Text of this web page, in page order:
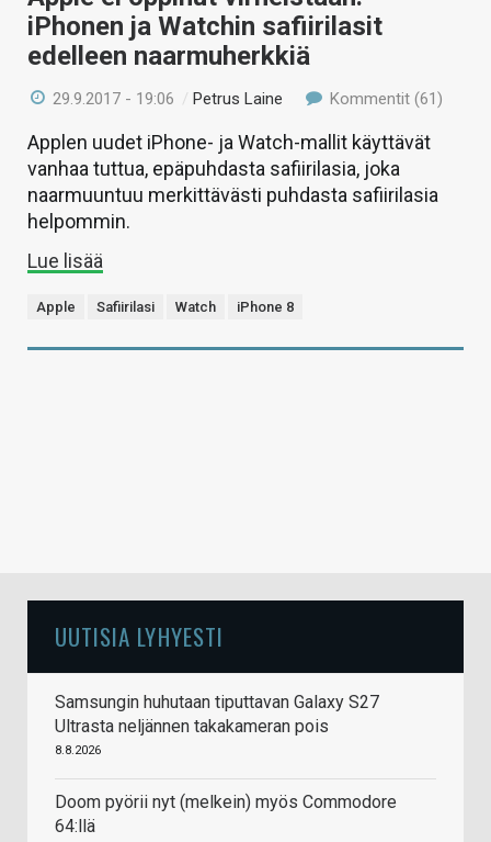
iPhonen ja Watchin safiirilasit
edelleen naarmuherkkiä
29.9.2017 - 19:06 / Petrus Laine Kommentit (61)
Applen uudet iPhone- ja Watch-mallit käyttävät
vanhaa tuttua, epäpuhdasta safiirilasia, joka
naarmuuntuu merkittävästi puhdasta safiirilasia
helpommin.
Lue lisää
Apple Safiirilasi Watch iPhone 8
UUTISIA LYHYESTI
Samsungin huhutaan tiputtavan Galaxy S27
Ultrasta neljännen takakameran pois
8.8.2026
Doom pyörii nyt (melkein) myös Commodore
64:llä